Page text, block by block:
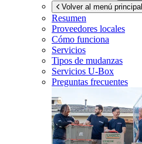
Volver al menú principal
Resumen
Proveedores locales
Cómo funciona
Servicios
Tipos de mudanzas
Servicios U-Box
Preguntas frecuentes